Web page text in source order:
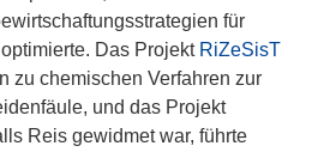
für
Das Projekt RiZeSisT
zu chemischen Verfahren zur
und das Projekt
Reis gewidmet war, führte